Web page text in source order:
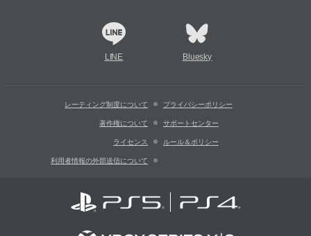
LINE Bluesky
レーティング制度について プライバシーポリシー
著作権について サポートセンター
ライセンス ルール＆ポリシー
利用者情報の外部送信について